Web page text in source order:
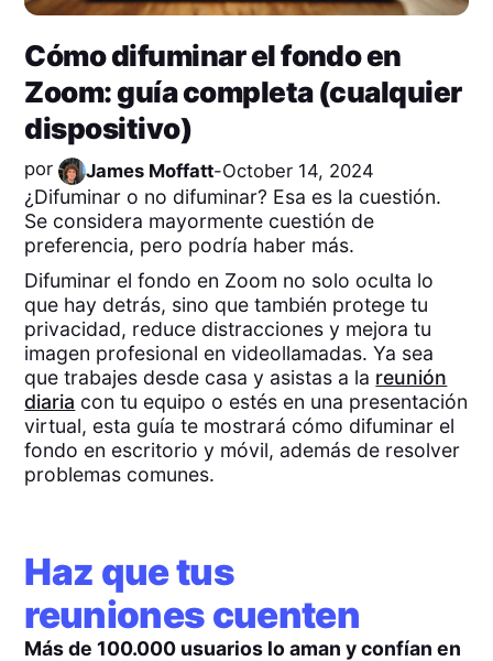
Cómo difuminar el fondo en
Zoom: guía completa (cualquier
dispositivo)
por James Moffatt-October 14, 2024
¿Difuminar o no difuminar? Esa es la cuestión.
Se considera mayormente cuestión de
preferencia, pero podría haber más.
Difuminar el fondo en Zoom no solo oculta lo
que hay detrás, sino que también protege tu
privacidad, reduce distracciones y mejora tu
imagen profesional en videollamadas. Ya sea
que trabajes desde casa y asistas a la reunión
diaria con tu equipo o estés en una presentación
virtual, esta guía te mostrará cómo difuminar el
fondo en escritorio y móvil, además de resolver
problemas comunes.
Haz que tus
reuniones cuenten
Más de 100.000 usuarios lo aman y confían en